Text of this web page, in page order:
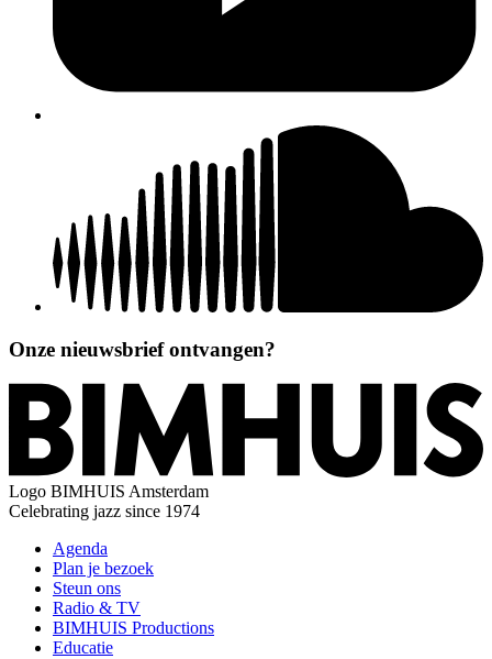
Onze nieuwsbrief ontvangen?
Logo BIMHUIS Amsterdam
Celebrating jazz since 1974
Agenda
Plan je bezoek
Steun ons
Radio & TV
BIMHUIS Productions
Educatie